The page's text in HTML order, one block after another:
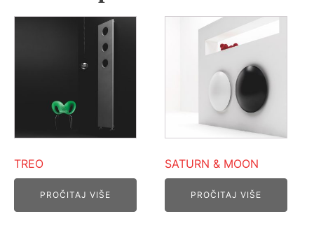
TREO
PROČITAJ VIŠE
SATURN & MOON
PROČITAJ VIŠE